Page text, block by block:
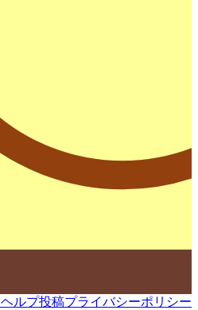
ヘルプ投稿プライバシーポリシー